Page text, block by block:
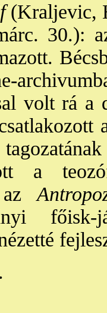
(Kraljevic,
30.):
volt rá a
a